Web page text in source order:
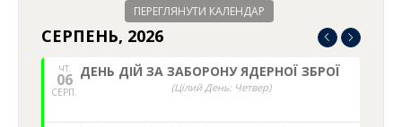
ПЕРЕГЛЯНУТИ КАЛЕНДАР
СЕРПЕНЬ, 2026
ЧТ.
06
СЕРП.
ДЕНЬ ДІЙ ЗА ЗАБОРОНУ ЯДЕРНОЇ ЗБРОЇ
(Цілий День: Четвер)